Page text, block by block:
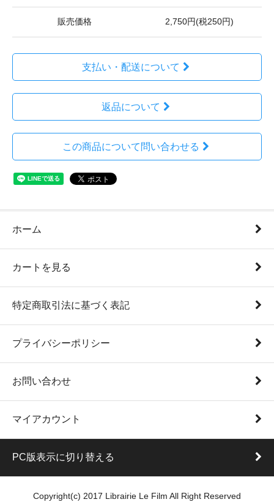
販売価格 2,750円(税250円)
支払い・配送について
返品について
この商品について問い合わせる
ホーム
カートを見る
特定商取引法に基づく表記
プライバシーポリシー
お問い合わせ
マイアカウント
PC版表示に切り替える
Copyright(c) 2017 Librairie Le Film All Right Reserved